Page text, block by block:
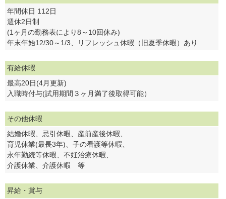
年間休日 112日
週休2日制
(1ヶ月の勤務表により8～10回休み)
年末年始12/30～1/3、リフレッシュ休暇（旧夏季休暇）あり
有給休暇
最高20日(4月更新)
入職時付与(試用期間３ヶ月満了後取得可能）
その他休暇
結婚休暇、忌引休暇、産前産後休暇、
育児休業(最長3年)、子の看護等休暇、
永年勤続等休暇、不妊治療休暇、
介護休業、介護休暇 等
昇給・賞与